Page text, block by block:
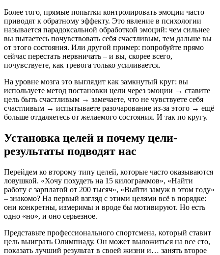
Более того, прямые попытки контролировать эмоции часто
приводят к обратному эффекту. Это явление в психологии
называется парадоксальной обработкой эмоций: чем сильнее
вы пытаетесь почувствовать себя счастливым, тем дальше вы
от этого состояния. Или другой пример: попробуйте прямо
сейчас перестать нервничать – и вы, скорее всего,
почувствуете, как тревога только усиливается.
На уровне мозга это выглядит как замкнутый круг: вы
используете метод постановки цели через эмоции → ставите
цель быть счастливым → замечаете, что не чувствуете себя
счастливым → испытываете разочарование из-за этого → ещё
больше отдаляетесь от желаемого состояния. И так по кругу.
Установка целей и почему цели-
результаты подводят нас
Перейдем ко второму типу целей, которые часто оказываются
ловушкой. «Хочу похудеть на 15 килограммов», «Найти
работу с зарплатой от 200 тысяч», «Выйти замуж в этом году»
– знакомо? На первый взгляд с этими целями всё в порядке:
они конкретны, измеримы и вроде бы мотивируют. Но есть
одно «но», и оно серьезное.
Представьте профессионального спортсмена, который ставит
цель выиграть Олимпиаду. Он может выложиться на все сто,
показать лучший результат в своей жизни и… занять второе